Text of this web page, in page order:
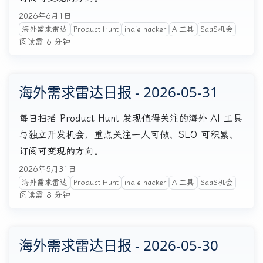
2026年6月1日
海外需求雷达 Product Hunt indie hacker AI工具 SaaS机会
阅读需 6 分钟
海外需求雷达日报 - 2026-05-31
每日扫描 Product Hunt 发现值得关注的海外 AI 工具
与独立开发机会，重点关注一人可做、SEO 可积累、
订阅可变现的方向。
2026年5月31日
海外需求雷达 Product Hunt indie hacker AI工具 SaaS机会
阅读需 8 分钟
海外需求雷达日报 - 2026-05-30